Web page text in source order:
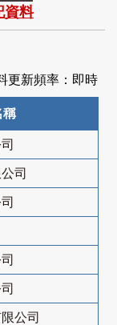
資料
更新頻率：即時
稱
司
公司